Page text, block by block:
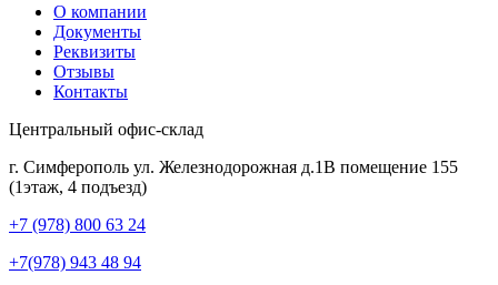
О компании
Документы
Реквизиты
Отзывы
Контакты
Центральный офис-склад
г. Симферополь ул. Железнодорожная д.1В помещение 155
(1этаж, 4 подъезд)
+7 (978) 800 63 24
+7(978) 943 48 94